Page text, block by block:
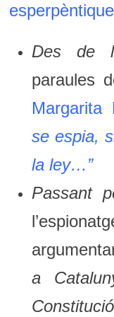
Des de
paraules
Margarita
se espia,
la ley… ”
Passant
a
Constitució